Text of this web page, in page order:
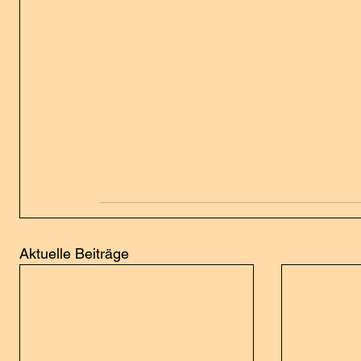
Aktuelle Beiträge